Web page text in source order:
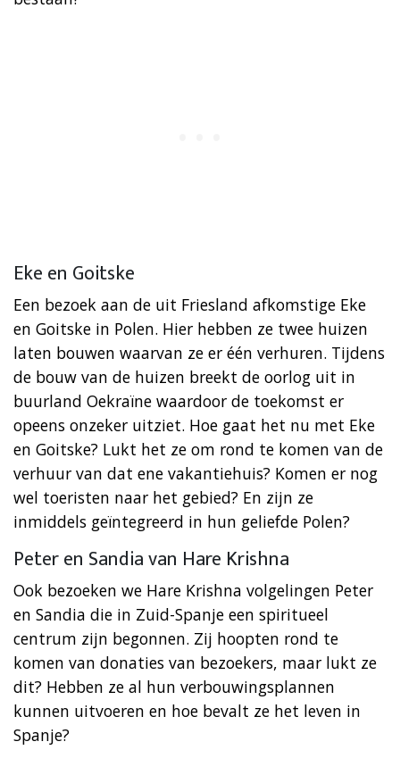
Eke en Goitske
Een bezoek aan de uit Friesland afkomstige Eke
en Goitske in Polen. Hier hebben ze twee huizen
laten bouwen waarvan ze er één verhuren. Tijdens
de bouw van de huizen breekt de oorlog uit in
buurland Oekraïne waardoor de toekomst er
opeens onzeker uitziet. Hoe gaat het nu met Eke
en Goitske? Lukt het ze om rond te komen van de
verhuur van dat ene vakantiehuis? Komen er nog
wel toeristen naar het gebied? En zijn ze
inmiddels geïntegreerd in hun geliefde Polen?
Peter en Sandia van Hare Krishna
Ook bezoeken we Hare Krishna volgelingen Peter
en Sandia die in Zuid-Spanje een spiritueel
centrum zijn begonnen. Zij hoopten rond te
komen van donaties van bezoekers, maar lukt ze
dit? Hebben ze al hun verbouwingsplannen
kunnen uitvoeren en hoe bevalt ze het leven in
Spanje?